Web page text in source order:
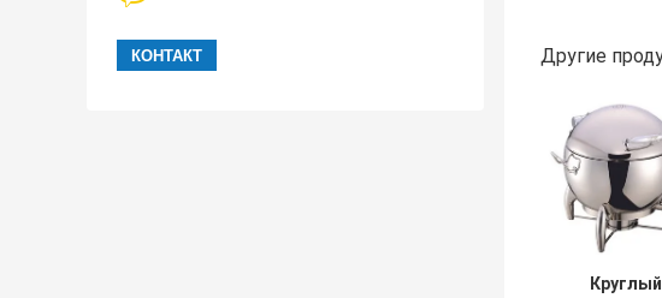
Другие
Круглый